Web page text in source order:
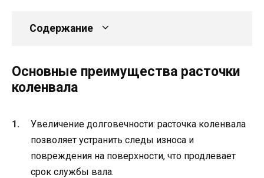
Содержание
Основные преимущества расточки
коленвала
Увеличение долговечности: расточка коленвала
позволяет устранить следы износа и
повреждения на поверхности, что продлевает
срок службы вала.